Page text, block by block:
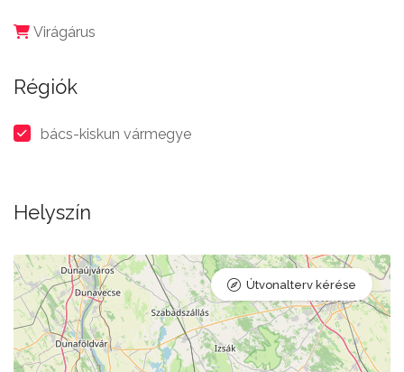
Virágárus
Régiók
bács-kiskun vármegye
Helyszín
Útvonalterv kérése